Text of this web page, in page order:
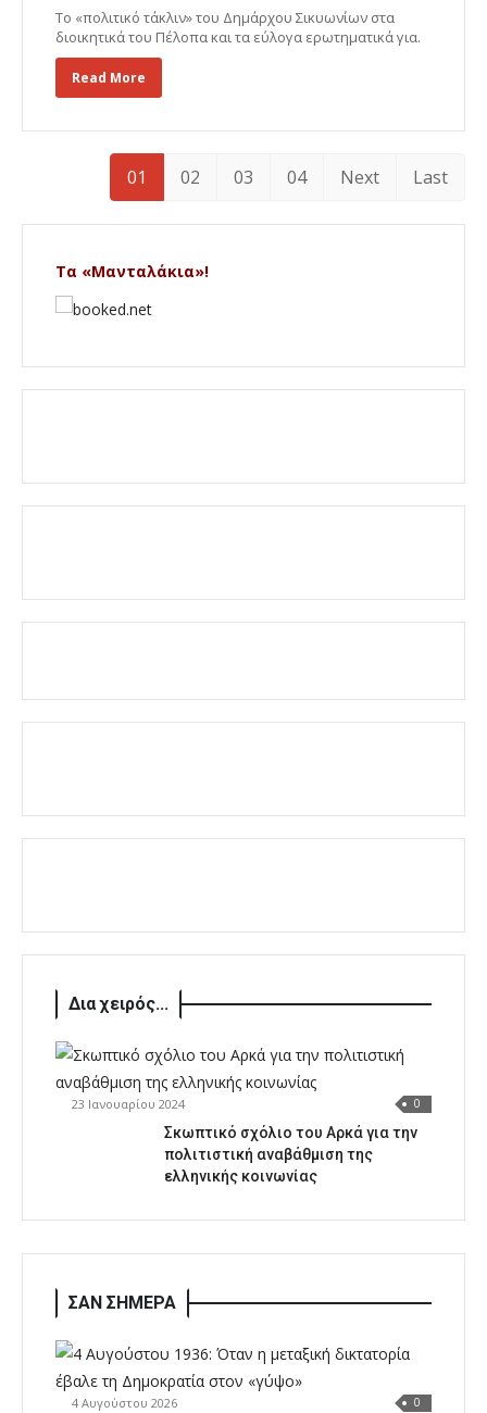
Το «πολιτικό τάκλιν» του Δημάρχου Σικυωνίων στα
διοικητικά του Πέλοπα και τα εύλογα ερωτηματικά για.
Read More
01 02 03 04 Next Last
Τα «Μανταλάκια»!
Δια χειρός...
23 Ιανουαρίου 2024 0
Σκωπτικό σχόλιο του Αρκά για την
πολιτιστική αναβάθμιση της
ελληνικής κοινωνίας
ΣΑΝ ΣΗΜΕΡΑ
4 Αυγούστου 2026 0